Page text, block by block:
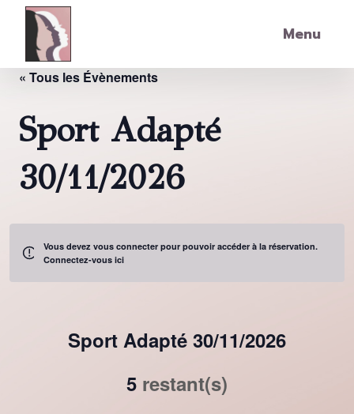
Skip to main content
Menu
« Tous les Évènements
Sport Adapté
30/11/2026
Vous devez vous connecter pour pouvoir accéder à la réservation.
Connectez-vous ici
Sport Adapté 30/11/2026
5 restant(s)